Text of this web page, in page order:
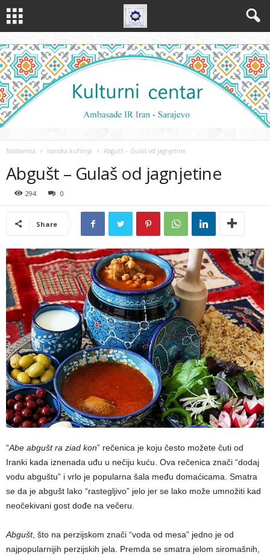
Naslovnica Iranska kuhinja Abgušt – Gulaš od jagnjetine
Abgušt – Gulaš od jagnjetine
294 0
Share
“Abe abgušt ra ziad kon” rečenica je koju često možete čuti od
Iranki kada iznenada uđu u nečiju kuću. Ova rečenica znači “dodaj
vodu abguštu” i vrlo je popularna šala među domaćicama. Smatra
se da je abgušt lako “rastegljivo” jelo jer se lako može umnožiti kad
neočekivani gost dođe na večeru.
Abgušt, što na perzijskom znači “voda od mesa” jedno je od
najpopularnijih perzijskih jela. Premda se smatra jelom siromašnih,